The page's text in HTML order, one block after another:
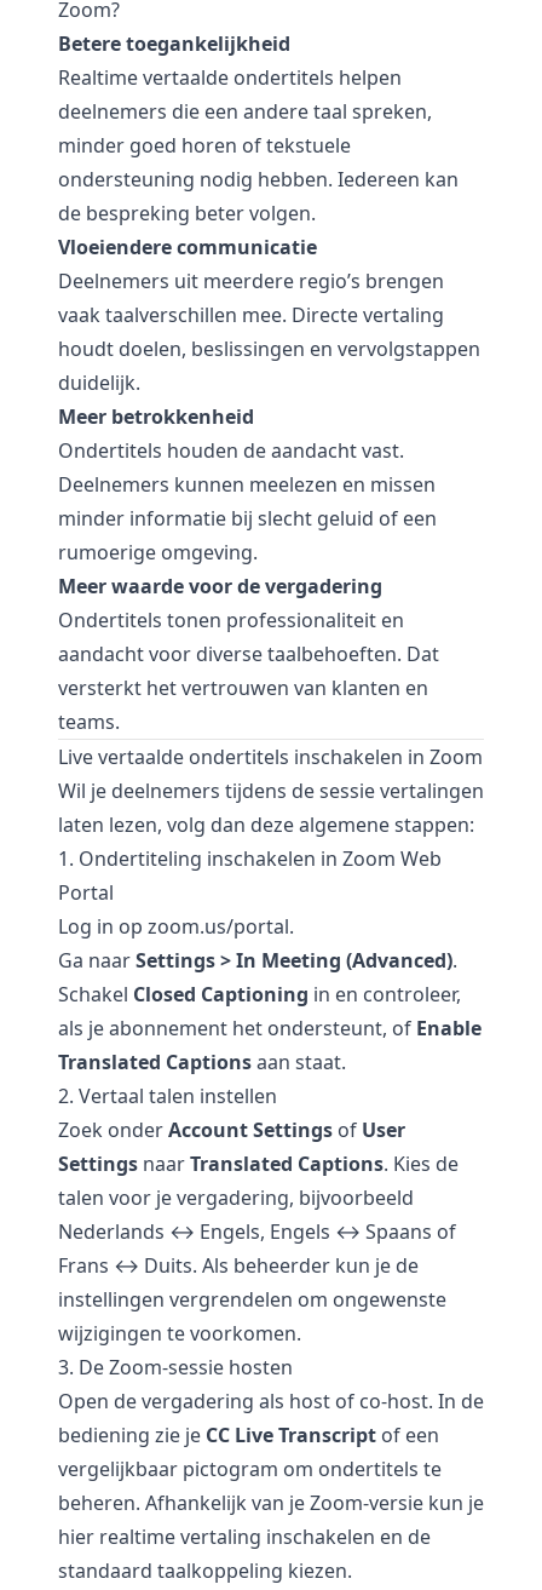
Zoom?
Betere toegankelijkheid
Realtime vertaalde ondertitels helpen
deelnemers die een andere taal spreken,
minder goed horen of tekstuele
ondersteuning nodig hebben. Iedereen kan
de bespreking beter volgen.
Vloeiendere communicatie
Deelnemers uit meerdere regio’s brengen
vaak taalverschillen mee. Directe vertaling
houdt doelen, beslissingen en vervolgstappen
duidelijk.
Meer betrokkenheid
Ondertitels houden de aandacht vast.
Deelnemers kunnen meelezen en missen
minder informatie bij slecht geluid of een
rumoerige omgeving.
Meer waarde voor de vergadering
Ondertitels tonen professionaliteit en
aandacht voor diverse taalbehoeften. Dat
versterkt het vertrouwen van klanten en
teams.
Live vertaalde ondertitels inschakelen in Zoom
Wil je deelnemers tijdens de sessie vertalingen
laten lezen, volg dan deze algemene stappen:
1. Ondertiteling inschakelen in Zoom Web
Portal
Log in op zoom.us/portal.
Ga naarSettings > In Meeting (Advanced).
Schakel Closed Captioning in en controleer,
als je abonnement het ondersteunt, of Enable
Translated Captionsaan staat.
2. Vertaal talen instellen
Zoek onderAccount Settings of User
Settings naarTranslated Captions. Kies de
talen voor je vergadering, bijvoorbeeld
Nederlands ↔ Engels, Engels ↔ Spaans of
Frans ↔ Duits. Als beheerder kun je de
instellingen vergrendelen om ongewenste
wijzigingen te voorkomen.
3. De Zoom-sessie hosten
Open de vergadering als host of co-host. In de
bediening zie je CC Live Transcript of een
vergelijkbaar pictogram om ondertitels te
beheren. Afhankelijk van je Zoom-versie kun je
hier realtime vertaling inschakelen en de
standaard taalkoppeling kiezen.